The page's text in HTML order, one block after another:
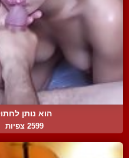
הוא נותן
2599 צפיות